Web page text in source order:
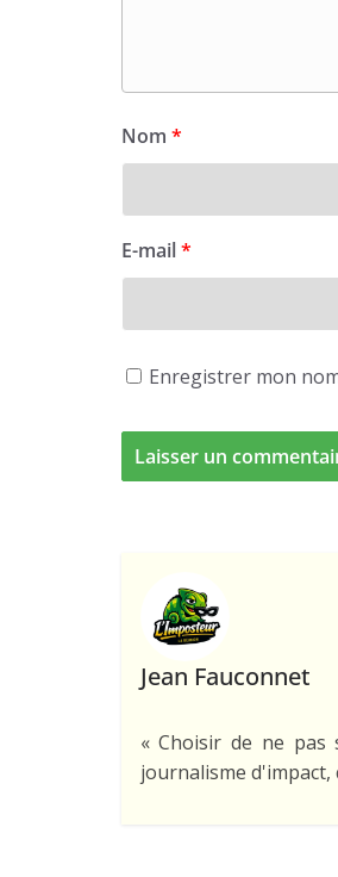
Nom *
E-mail*
Enregistrer mon
Jean Fauconnet
« Choisir de ne pas
journalisme